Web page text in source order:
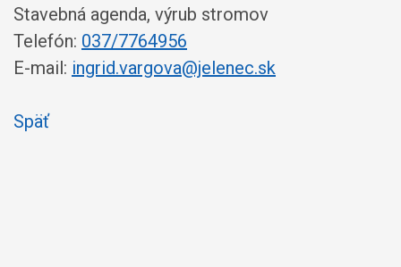
Stavebná agenda, výrub stromov
Telefón: 037/7764956
E-mail: ingrid.vargova@jelenec.sk
Späť